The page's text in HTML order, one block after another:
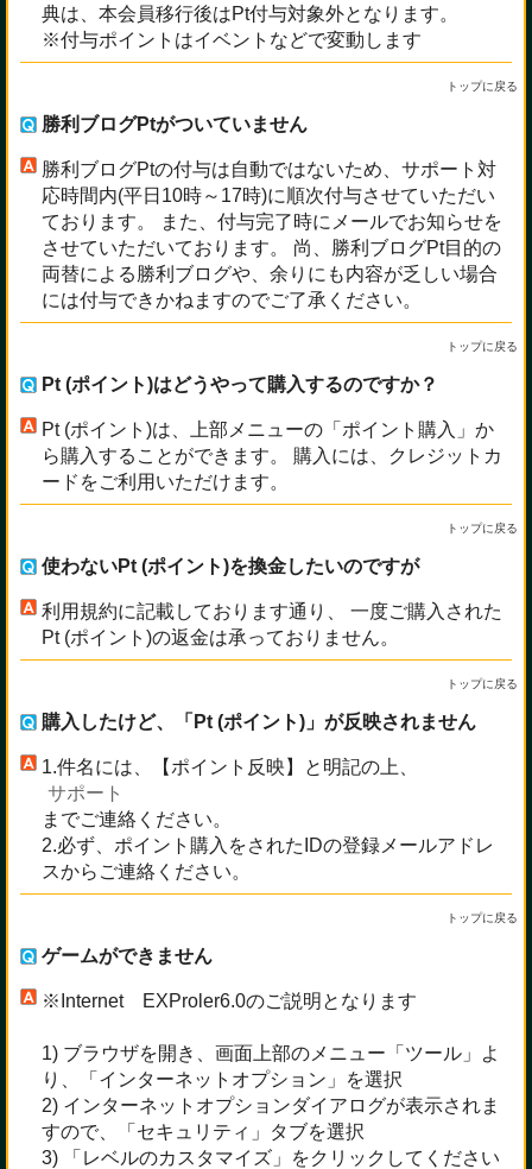
典は、本会員移行後はPt付与対象外となります。
※付与ポイントはイベントなどで変動します
トップに戻る
勝利ブログPtがついていません
勝利ブログPtの付与は自動ではないため、サポート対
応時間内(平日10時～17時)に順次付与させていただい
ております。 また、付与完了時にメールでお知らせを
させていただいております。 尚、勝利ブログPt目的の
両替による勝利ブログや、余りにも内容が乏しい場合
には付与できかねますのでご了承ください。
トップに戻る
Pt (ポイント)はどうやって購入するのですか？
Pt (ポイント)は、上部メニューの「ポイント購入」か
ら購入することができます。 購入には、クレジットカ
ードをご利用いただけます。
トップに戻る
使わないPt (ポイント)を換金したいのですが
利用規約に記載しております通り、 一度ご購入された
Pt (ポイント)の返金は承っておりません。
トップに戻る
購入したけど、「Pt (ポイント)」が反映されません
1.件名には、【ポイント反映】と明記の上、
サポート
までご連絡ください。
2.必ず、ポイント購入をされたIDの登録メールアドレ
スからご連絡ください。
トップに戻る
ゲームができません
※Internet EXProler6.0のご説明となります
1) ブラウザを開き、画面上部のメニュー「ツール」よ
り、「インターネットオプション」を選択
2) インターネットオプションダイアログが表示されま
すので、「セキュリティ」タブを選択
3) 「レベルのカスタマイズ」をクリックしてください